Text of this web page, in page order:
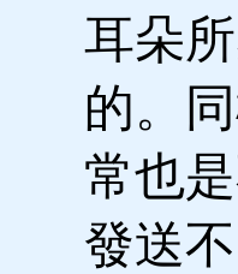
耳朵
的。
常也
發送